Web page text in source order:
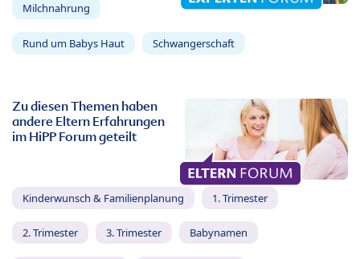
Milchnahrung
Rund um Babys Haut Schwangerschaft
Zu diesen Themen haben
andere Eltern Erfahrungen
im HiPP Forum geteilt
Kinderwunsch & Familienplanung 1. Trimester
2. Trimester 3. Trimester Babynamen